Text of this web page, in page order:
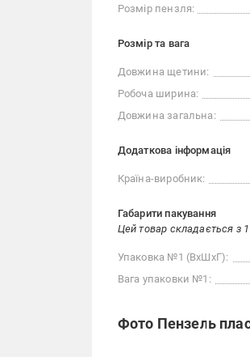
Розмір пензля:
Розмір та вага
Довжина щетини:
Робоча ширина:
Довжина загальна:
Додаткова інформація
Країна-виробник:
Габарити пакування
Цей товар складається з
Упаковка №1 (ВхШхГ):
Вага упаковки №1:
Фото Пензель